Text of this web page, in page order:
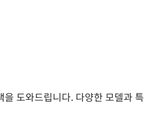
도와드립니다. 다양한 모델과 특